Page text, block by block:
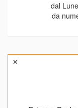
dal
da